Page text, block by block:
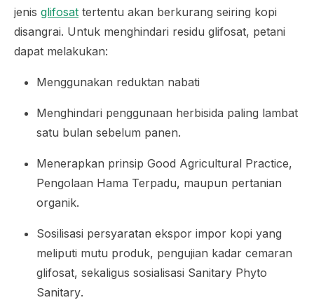
jenis glifosat tertentu akan berkurang seiring kopi
disangrai. Untuk menghindari residu glifosat, petani
dapat melakukan:
Menggunakan reduktan nabati
Menghindari penggunaan herbisida paling lambat
satu bulan sebelum panen.
Menerapkan prinsip Good Agricultural Practice,
Pengolaan Hama Terpadu, maupun pertanian
organik.
Sosilisasi persyaratan ekspor impor kopi yang
meliputi mutu produk, pengujian kadar cemaran
glifosat, sekaligus sosialisasi Sanitary Phyto
Sanitary.